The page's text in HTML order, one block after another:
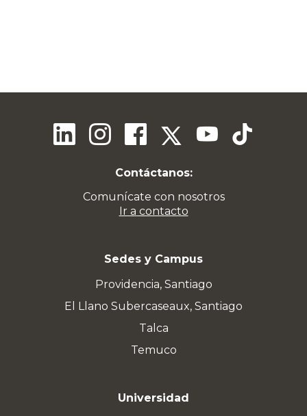
Contáctanos:
Comunícate con nosotros
Ir a contacto
Sedes y Campus
Providencia, Santiago
El Llano Subercaseaux, Santiago
Talca
Temuco
Universidad